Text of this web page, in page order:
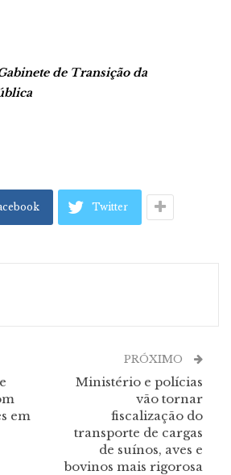
de Transição da
Twitter
em
PRÓXIMO
Ministério e polícias
vão tornar
fiscalização do
transporte de cargas
de suínos, aves e
bovinos mais rigorosa